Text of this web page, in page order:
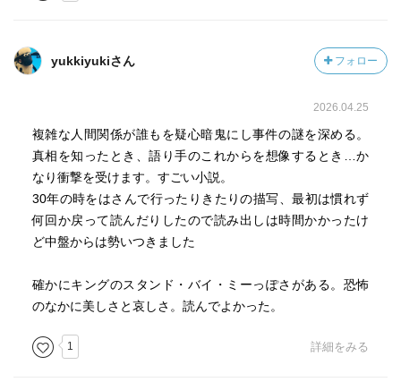
yukkiyukiさん フォロー
2026.04.25
複雑な人間関係が誰もを疑心暗鬼にし事件の謎を深める。
真相を知ったとき、語り手のこれからを想像するとき…か
なり衝撃を受けます。すごい小説。
30年の時をはさんで行ったりきたりの描写、最初は慣れず
何回か戻って読んだりしたので読み出しは時間かかったけ
ど中盤からは勢いつきました
確かにキングのスタンド・バイ・ミーっぽさがある。恐怖
のなかに美しさと哀しさ。読んでよかった。
1 詳細をみる